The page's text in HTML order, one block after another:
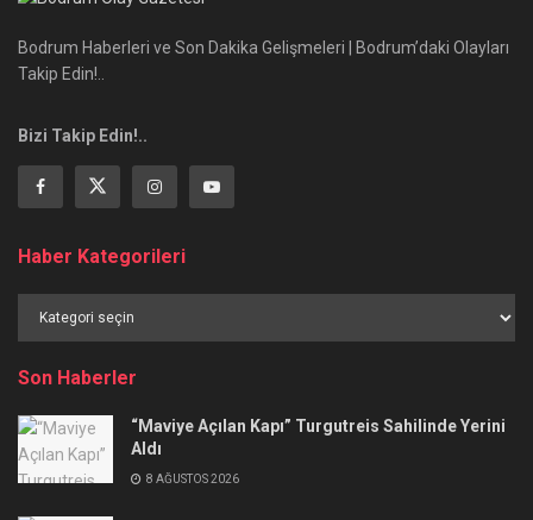
Bodrum Haberleri ve Son Dakika Gelişmeleri | Bodrum’daki Olayları
Takip Edin!..
Bizi Takip Edin!..
Haber Kategorileri
Kategorileri
Son Haberler
“Maviye Açılan Kapı” Turgutreis Sahilinde Yerini
Aldı
8 AĞUSTOS 2026